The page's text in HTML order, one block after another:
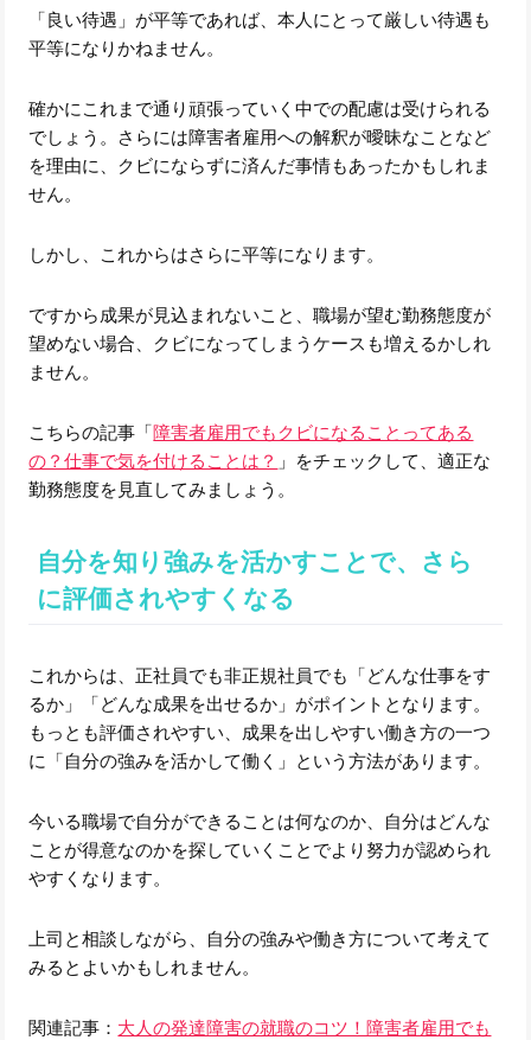
「良い待遇」が平等であれば、本人にとって厳しい待遇も
平等になりかねません。
確かにこれまで通り頑張っていく中での配慮は受けられる
でしょう。さらには障害者雇用への解釈が曖昧なことなど
を理由に、クビにならずに済んだ事情もあったかもしれま
せん。
しかし、これからはさらに平等になります。
ですから成果が見込まれないこと、職場が望む勤務態度が
望めない場合、クビになってしまうケースも増えるかしれ
ません。
こちらの記事「障害者雇用でもクビになることってある
の？仕事で気を付けることは？ 」をチェックして、適正な
勤務態度を見直してみましょう。
自分を知り強みを活かすことで、さら
に評価されやすくなる
これからは、正社員でも非正規社員でも「どんな仕事をす
るか」「どんな成果を出せるか」がポイントとなります。
もっとも評価されやすい、成果を出しやすい働き方の一つ
に「自分の強みを活かして働く」という方法があります。
今いる職場で自分ができることは何なのか、自分はどんな
ことが得意なのかを探していくことでより努力が認められ
やすくなります。
上司と相談しながら、自分の強みや働き方について考えて
みるとよいかもしれません。
関連記事： 大人の発達障害の就職のコツ！障害者雇用でも